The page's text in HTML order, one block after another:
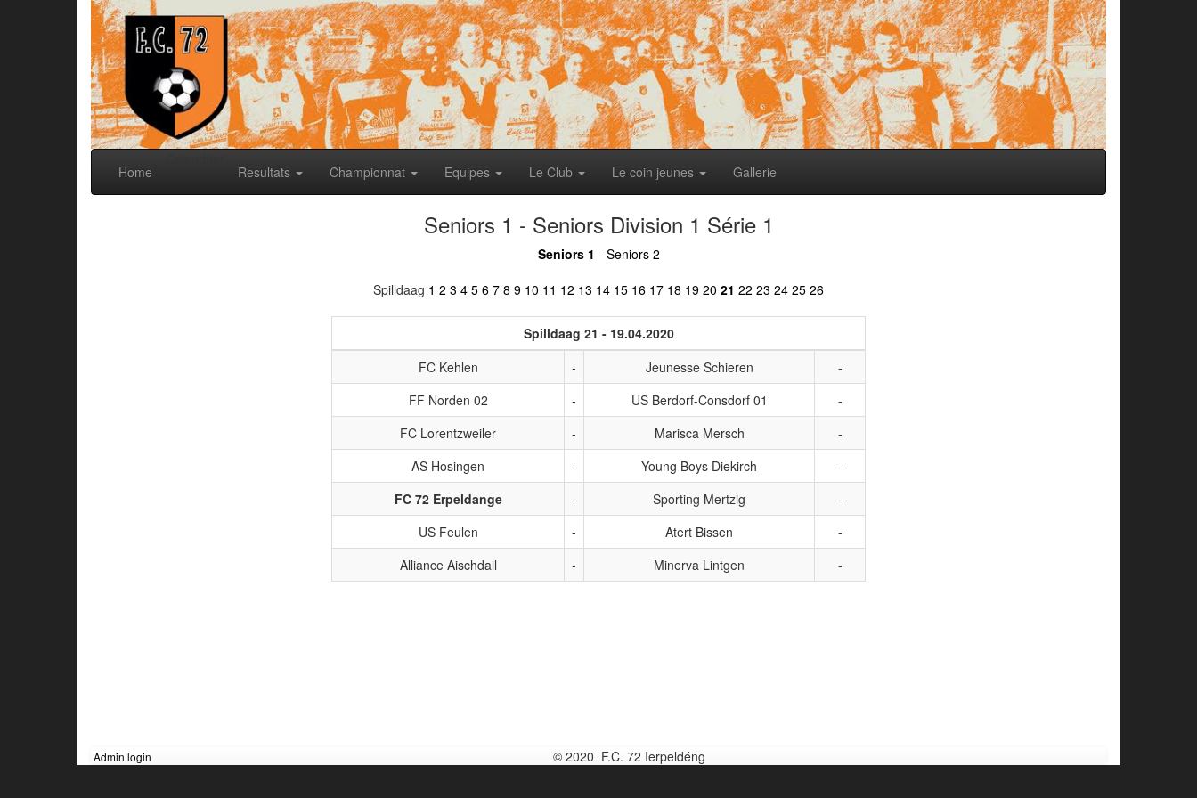
Home Resultats Championnat Equipes Le Club Le coin jeunes Gallerie
Seniors 1 - Seniors Division 1 Série 1
Seniors 1 - Seniors 2
Spilldaag 1 2 3 4 5 6 7 8 9 10 11 12 13 14 15 16 17 18 19 20 21 22 23 24 25 26
Spilldaag 21 - 19.04.2020
FC Kehlen
- Jeunesse Schieren
-
FF Norden 02
- US Berdorf-Consdorf 01
-
FC Lorentzweiler
- Marisca Mersch
-
AS Hosingen
- Young Boys Diekirch
-
FC 72 Erpeldange
- Sporting Mertzig
-
US Feulen
- Atert Bissen
-
Alliance Aischdall
- Minerva Lintgen -
Admin login © 2020 F.C. 72 Ierpeldéng